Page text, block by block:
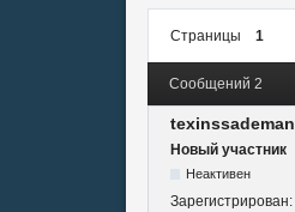
Страницы 1
Сообщений 2
texinssademan
Новый участник
Неактивен
Зарегистрирован: